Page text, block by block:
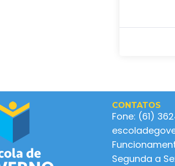
CONTATOS
Fone: (61)
Segunda a